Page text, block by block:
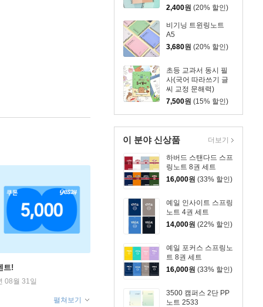
오답)
2,400원 (20% 할인)
비기닝 트윈링노트
A5
3,680원 (20% 할인)
초등 교과서 동시 필
사(국어 따라쓰기 글
씨 교정 문해력)
7,500원 (15% 할인)
이 분야 신상품
하버드 스탠다드 스프
링노트 8권 세트
16,000원 (33% 할인)
예일 인사이트 스프링
노트 4권 세트
14,000원 (22% 할인)
예일 포커스 스프링노
트 8권 세트
16,000원 (33% 할인)
3500 캠퍼스 2단 PP
노트 2533
더보기
트!
08월 31일
펼쳐보기